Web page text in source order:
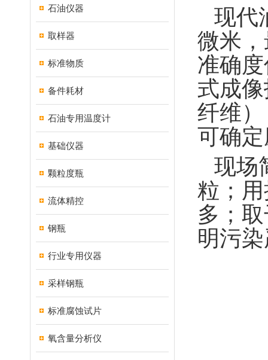
石油仪器
取样器
标准物质
备件耗材
石油专用温度计
基础仪器
颗粒度瓶
流体精控
钢瓶
行业专用仪器
采样钢瓶
标准腐蚀试片
氧含量分析仪
现代
微米
准确
式成
纤维
可确
现场
粒；
多；
明污